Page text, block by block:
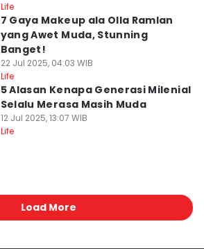
Life
7 Gaya Makeup ala Olla Ramlan
yang Awet Muda, Stunning
Banget!
22 Jul 2025, 04:03 WIB
Life
5 Alasan Kenapa Generasi Milenial
Selalu Merasa Masih Muda
12 Jul 2025, 13:07 WIB
Life
Load More